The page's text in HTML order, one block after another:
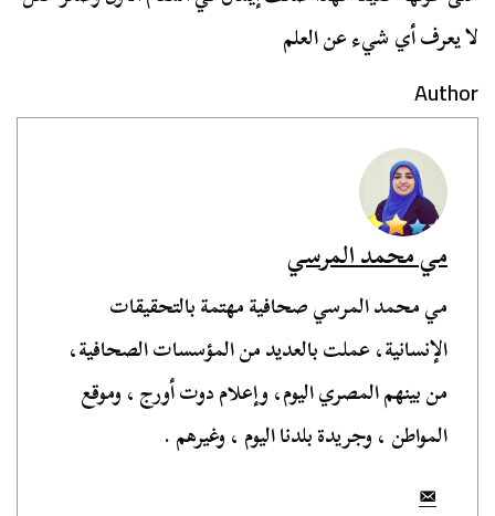
لا يعرف أي شيء عن العلم
Author
مي محمد المرسي
مي محمد المرسي صحافية مهتمة بالتحقيقات
الإنسانية، عملت بالعديد من المؤسسات الصحافية،
من بينهم المصري اليوم، وإعلام دوت أورج ، وموقع
المواطن ، وجريدة بلدنا اليوم ، وغيرهم .